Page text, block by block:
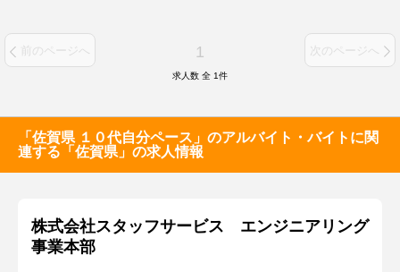
前のページへ 1 次のページへ
求人数 全 1件
「佐賀県 １０代自分ペース」のアルバイト・バイトに関
連する「佐賀県」の求人情報
株式会社スタッフサービス エンジニアリング
事業本部